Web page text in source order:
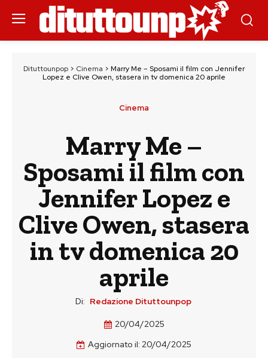
Dituttounpop > Cinema > Marry Me – Sposami il film con Jennifer
Lopez e Clive Owen, stasera in tv domenica 20 aprile
Cinema
Marry Me –
Sposami il film con
Jennifer Lopez e
Clive Owen, stasera
in tv domenica 20
aprile
Di: Redazione Dituttounpop
20/04/2025
Aggiornato il: 20/04/2025